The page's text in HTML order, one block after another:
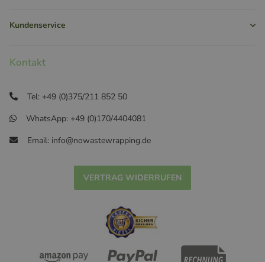
Kundenservice
Kontakt
Tel: +49 (0)375/211 852 50
WhatsApp: +49 (0)170/4404081
Email: info@nowastewrapping.de
VERTRAG WIDERRUFEN